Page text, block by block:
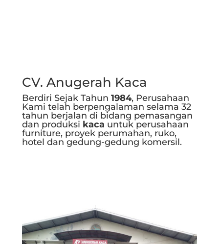
CV. Anugerah Kaca
Berdiri Sejak Tahun 1984, Perusahaan
Kami telah berpengalaman selama 32
tahun berjalan di bidang pemasangan
dan produksi kaca untuk perusahaan
furniture, proyek perumahan, ruko,
hotel dan gedung-gedung komersil.